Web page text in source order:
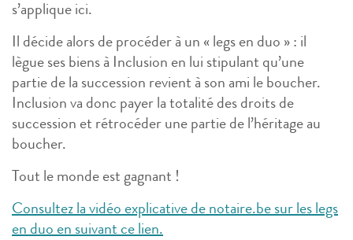
s’applique ici.
Il décide alors de procéder à un « legs en duo » : il
lègue ses biens à Inclusion en lui stipulant qu’une
partie de la succession revient à son ami le boucher.
Inclusion va donc payer la totalité des droits de
succession et rétrocéder une partie de l’héritage au
boucher.
Tout le monde est gagnant !
Consultez la vidéo explicative de notaire.be sur les legs
en duo en suivant ce lien.